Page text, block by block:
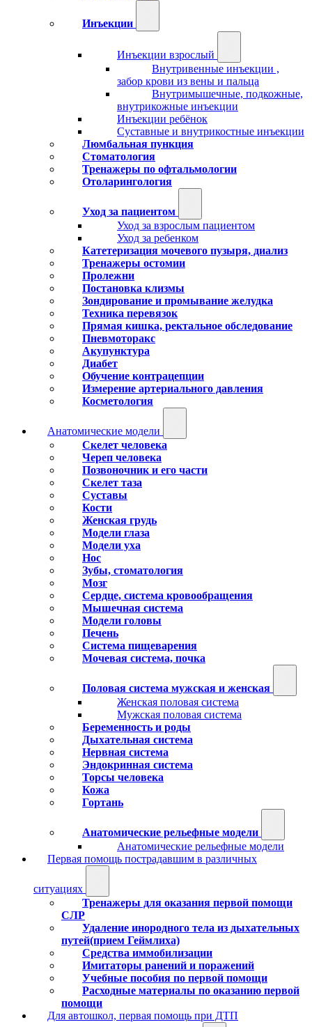
Инъекции
Инъекции взрослый
Внутривенные инъекции ,
забор крови из вены и пальца
Внутримышечные, подкожные,
внутрикожные инъекции
Инъекции ребёнок
Суставные и внутрикостные инъекции
Люмбальная пункция
Стоматология
Тренажеры по офтальмологии
Отоларингология
Уход за пациентом
Уход за взрослым пациентом
Уход за ребенком
Катетеризация мочевого пузыря, диализ
Тренажеры остомии
Пролежни
Постановка клизмы
Зондирование и промывание желудка
Техника перевязок
Прямая кишка, ректальное обследование
Пневмоторакс
Акупунктура
Диабет
Обучение контрацепции
Измерение артериального давления
Косметология
Анатомические модели
Скелет человека
Череп человека
Позвоночник и его части
Скелет таза
Суставы
Кости
Женская грудь
Модели глаза
Модели уха
Нос
Зубы, стоматология
Мозг
Сердце, система кровообращения
Мышечная система
Модели головы
Печень
Система пищеварения
Мочевая система, почка
Половая система мужская и женская
Женская половая система
Мужская половая система
Беременность и роды
Дыхательная система
Нервная система
Эндокринная система
Торсы человека
Кожа
Гортань
Анатомические рельефные модели
Анатомические рельефные модели
Первая помощь пострадавшим в различных
ситуациях
Тренажеры для оказания первой помощи
СЛР
Удаление инородного тела из дыхательных
путей(прием Геймлиха)
Средства иммобилизации
Имитаторы ранений и поражений
Учебные пособия по первой помощи
Расходные материалы по оказанию первой
помощи
Для автошкол, первая помощь при ДТП